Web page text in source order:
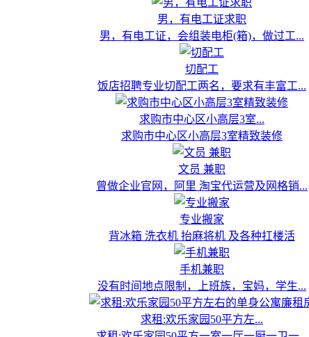
男，有电工证求职
男，有电工证，会组装电柜(箱)，做过工...
切配工
饭店招聘专业切配工两名，要求有丰富工...
求购市中心区小高层3室...
求购市中心区小高层3室精致装修
文员 兼职
曾做企业官网，阿里 淘宝代运营及网格销...
专业搬家
背冰箱 洗衣机 抬麻将机 及各种扛楼活
手机兼职
没有时间地点限制，上班族，宝妈，学生...
求租:欢乐家园50平方左...